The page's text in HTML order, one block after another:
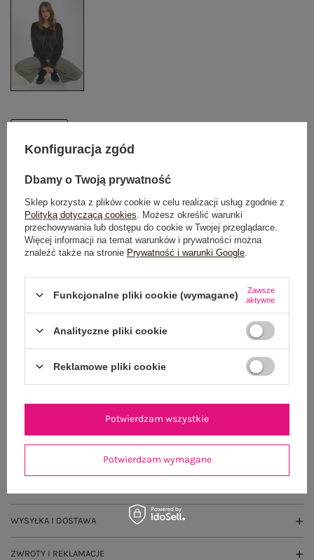
DODAJ DO KOSZYKA
Możesz kupić także poprzez:
Wysyłkajutro
WYSYŁKA I DOSTAWA
ZWROTY I REKLAMACJE
Konfiguracja zgód
Dbamy o Twoją prywatność
Sklep korzysta z plików cookie w celu realizacji usług zgodnie z
Polityką dotyczącą cookies . Możesz określić warunki
przechowywania lub dostępu do cookie w Twojej przeglądarce.
Więcej informacji na temat warunków i prywatności można
znaleźć także na stronie Prywatność i warunki Google
Funkcjonalne pliki cookie (wymagane)
Zawsze
aktywne
Analityczne pliki cookie
Reklamowe pliki cookie
Potwierdzam wymagane
Potwierdzam wszystkie